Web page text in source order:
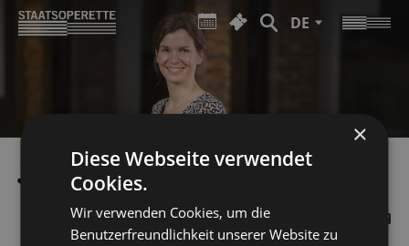
DE
JUDITH WIEMERS
×
Diese Webseite verwendet
Cookies.
Wir verwenden Cookies, um die
Benutzerfreundlichkeit unserer Website zu